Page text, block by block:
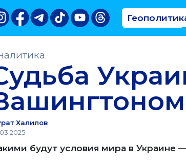
Аналитика
Халилов
будут условия мира в